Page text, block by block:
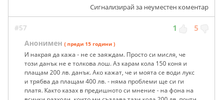
Сигнализирай за неуместен коментар
#57 1 5
Анонимен ( преди 15 години )
И накрая да кажа - не се заяждам. Просто си мисля, че
този данък не е толкова лош. Аз карам кола 150 коня и
плащам 200 лв. данък. Ако кажат, че и моята се води лукс
и трябва да плащам 400 лв. - няма проблеми ще си ги
платя. Както казах в предишното си мнение - на фона на